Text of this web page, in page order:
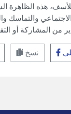
هذه الظاهرة
والتماسك
من المشاركة أو
نسخ